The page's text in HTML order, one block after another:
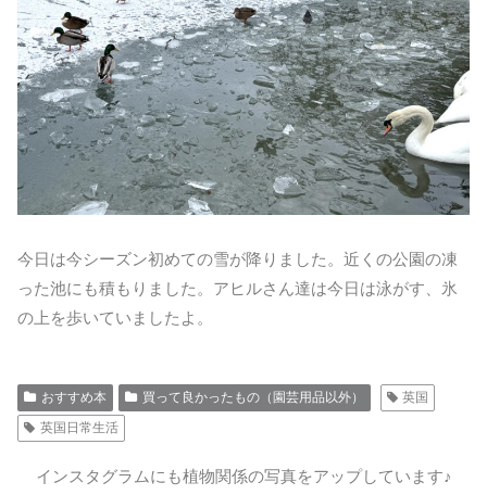
今日は今シーズン初めての雪が降りました。近くの公園の凍
った池にも積もりました。アヒルさん達は今日は泳がす、氷
の上を歩いていましたよ。
おすすめ本 買って良かったもの（園芸用品以外）
英国
英国日常生活
インスタグラムにも植物関係の写真をアップしています♪